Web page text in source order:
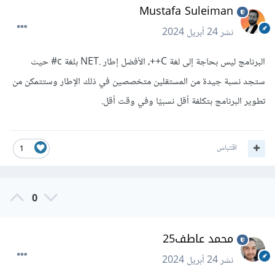
Mustafa Suleiman
نشر24 أبريل 2024
البرنامج ليس بحاجة إلى لغة C++، الأفضل إطار .NET بلغة c# حيث
ستجد نسبة جيدة من المستقلين متخصصين في ذلك الإطار وستتمكن من
تطوير البرنامج بتكلفة أقل نسبيًا وفي وقت أقل.
1 اقتباس
0
محمد عاطف25
نشر24 أبريل 2024